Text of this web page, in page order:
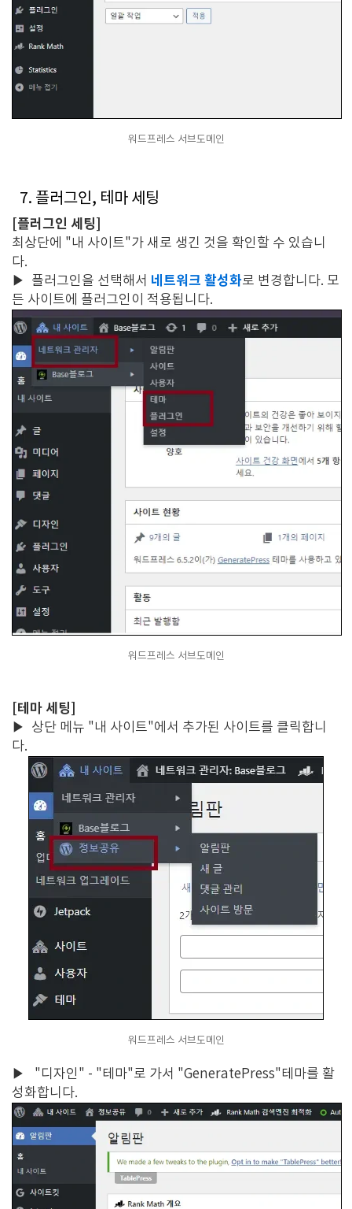
워드프레스 서브도메인
7. 플러그인, 테마 세팅
[플러그인 세팅]
최상단에 "내 사이트"가 새로 생긴 것을 확인할 수 있습니
다.
▶ 플러그인을 선택해서 네트워크 활성화로 변경합니다. 모
든 사이트에 플러그인이 적용됩니다.
워드프레스 서브도메인
[테마 세팅]
▶ 상단 메뉴 "내 사이트"에서 추가된 사이트를 클릭합니
다.
워드프레스 서브도메인
▶
"디자인" - "테마"로 가서 "GeneratePress"테마를 활
성화합니다.